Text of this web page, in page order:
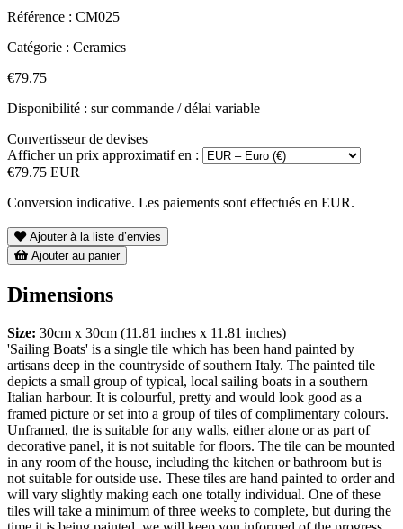
Référence : CM025
Catégorie : Ceramics
€79.75
Disponibilité : sur commande / délai variable
Convertisseur de devises
Afficher un prix approximatif en :
€79.75 EUR
Conversion indicative. Les paiements sont effectués en EUR.
Ajouter à la liste d’envies
Ajouter au panier
Dimensions
Size: 30cm x 30cm (11.81 inches x 11.81 inches)
'Sailing Boats' is a single tile which has been hand painted by
artisans deep in the countryside of southern Italy. The painted tile
depicts a small group of typical, local sailing boats in a southern
Italian harbour. It is colourful, pretty and would look good as a
framed picture or set into a group of tiles of complimentary colours.
Unframed, the is suitable for any walls, either alone or as part of
decorative panel, it is not suitable for floors. The tile can be mounted
in any room of the house, including the kitchen or bathroom but is
not suitable for outside use. These tiles are hand painted to order and
will vary slightly making each one totally individual. One of these
tiles will take a minimum of three weeks to complete, but during the